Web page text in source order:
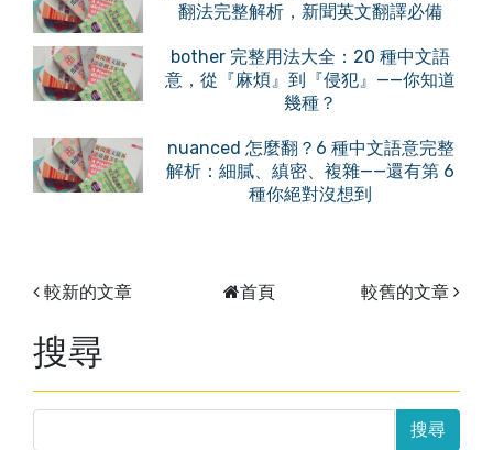
翻法完整解析，新聞英文翻譯必備
bother 完整用法大全：20 種中文語
意，從『麻煩』到『侵犯』——你知道
幾種？
nuanced 怎麼翻？6 種中文語意完整
解析：細膩、縝密、複雜——還有第 6
種你絕對沒想到
較新的文章 較舊的文章
首頁
搜尋